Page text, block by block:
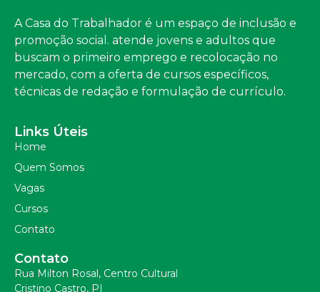
A Casa do Trabalhador é um espaço de inclusão e
promoção social. atende jovens e adultos que
buscam o primeiro emprego e recolocação no
mercado, com a oferta de cursos específicos,
técnicas de redação e formulação de currículo.
Links Úteis
Home
Quem Somos
Vagas
Cursos
Contato
Contato
Rua Milton Rosal, Centro Cultural
Cristino Castro, PI